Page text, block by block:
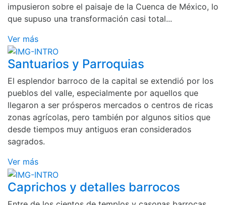
impusieron sobre el paisaje de la Cuenca de México, lo
que supuso una transformación casi total...
Ver más
Santuarios y Parroquias
El esplendor barroco de la capital se extendió por los
pueblos del valle, especialmente por aquellos que
llegaron a ser prósperos mercados o centros de ricas
zonas agrícolas, pero también por algunos sitios que
desde tiempos muy antiguos eran considerados
sagrados.
Ver más
Caprichos y detalles barrocos